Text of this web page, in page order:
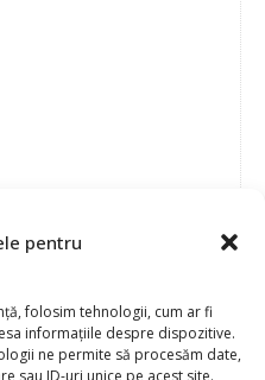
pentru
folosim tehnologii, cum ar fi
informațiile despre dispozitive.
ne permite să procesăm date,
sau ID-uri unice pe acest site.